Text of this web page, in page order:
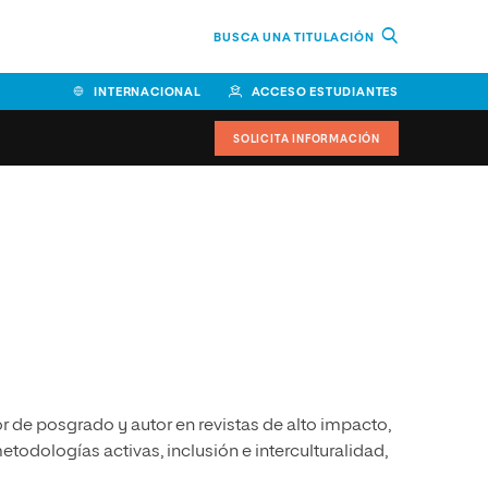
BUSCA UNA TITULACIÓN
INTERNACIONAL ACCESO ESTUDIANTES
Escuela Superior de Ingeniería
y Tecnología (ESIT)
SOLICITA INFORMACIÓN
de posgrado y autor en revistas de alto impacto,
activas, inclusión e interculturalidad,